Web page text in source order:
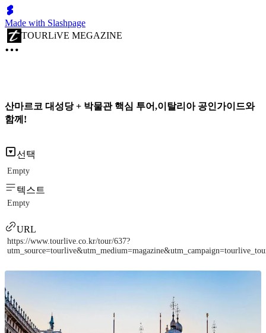
Made with Slashpage
TOURLiVE MEGAZINE
산마르코 대성당 + 박물관 핵심 투어,이탈리아 공인가이드와
함께!
선택
Empty
텍스트
Empty
URL
https://www.tourlive.co.kr/tour/637?